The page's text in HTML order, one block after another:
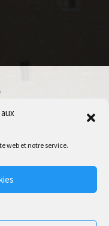
web et notre service.